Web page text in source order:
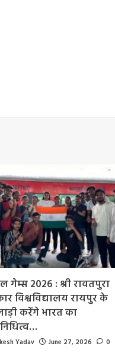
गेम्स 2026 : श्री रावतपुरा
विश्वविद्यालय रायपुर के
करेंगे भारत का
Yadav June 27, 2026 0